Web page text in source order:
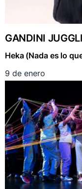
GANDINI
Heka (Nada es lo
9 de enero